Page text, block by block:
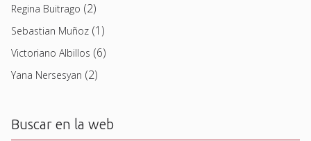
Regina Buitrago (2)
Sebastian Muñoz (1)
Victoriano Albillos (6)
Yana Nersesyan (2)
Buscar en la web